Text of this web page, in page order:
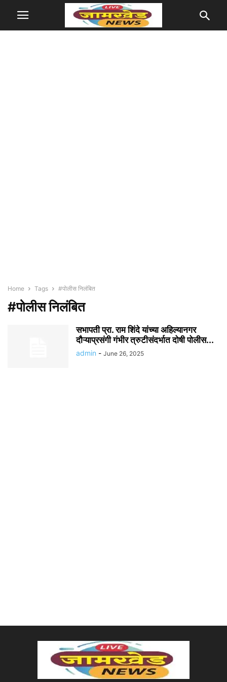
Home Tags #पोलीस निलंबित
#पोलीस निलंबित
सभापती प्रा. राम शिंदे यांच्या अहिल्यानगर
दौऱ्याप्रसंगी गंभीर त्रुटीसंदर्भात दोषी पोलीस...
admin - June 26, 2025